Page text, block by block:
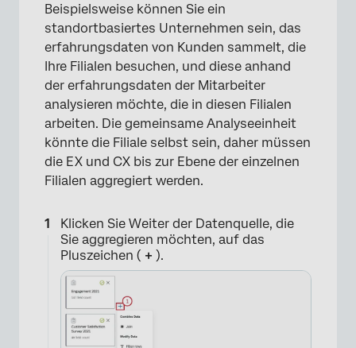
Beispielsweise können Sie ein
standortbasiertes Unternehmen sein, das
erfahrungsdaten von Kunden sammelt, die
Ihre Filialen besuchen, und diese anhand
der erfahrungsdaten der Mitarbeiter
analysieren möchte, die in diesen Filialen
arbeiten. Die gemeinsame Analyseeinheit
könnte die Filiale selbst sein, daher müssen
die EX und CX bis zur Ebene der einzelnen
Filialen aggregiert werden.
Klicken Sie Weiter der Datenquelle, die
Sie aggregieren möchten, auf das
Pluszeichen ( + ).